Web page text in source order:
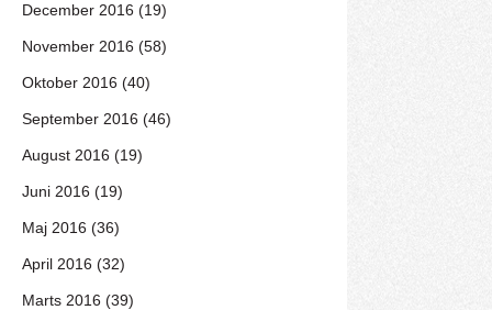
December 2016 (19)
November 2016 (58)
Oktober 2016 (40)
September 2016 (46)
August 2016 (19)
Juni 2016 (19)
Maj 2016 (36)
April 2016 (32)
Marts 2016 (39)